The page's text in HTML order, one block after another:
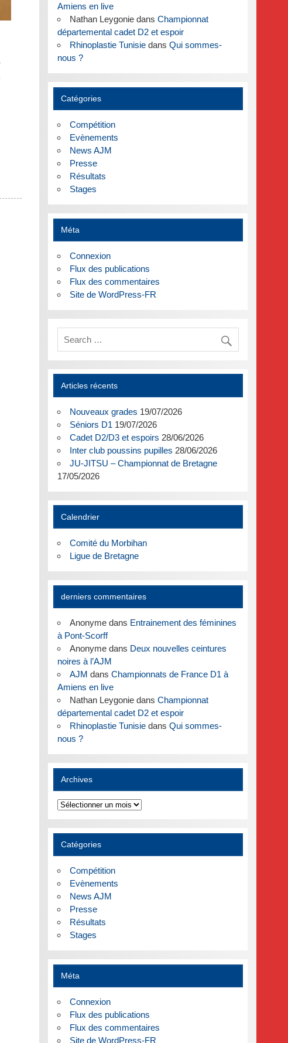
Amiens en live
Nathan Leygoniedans Championnat
départemental cadet D2 et espoir
Rhinoplastie Tunisiedans Qui sommes-
nous ?
Catégories
Compétition
Evènements
News AJM
Presse
Résultats
Stages
Méta
Connexion
Flux des publications
Flux des commentaires
Site de WordPress-FR
Articles récents
Nouveaux grades 19/07/2026
Séniors D1 19/07/2026
Cadet D2/D3 et espoirs 28/06/2026
Inter club poussins pupilles 28/06/2026
JU-JITSU – Championnat de Bretagne
17/05/2026
Calendrier
Comité du Morbihan
Ligue de Bretagne
derniers commentaires
Anonymedans Entrainement des féminines
à Pont-Scorff
Anonymedans Deux nouvelles ceintures
noires à l’AJM
AJM dans Championnats de France D1 à
Amiens en live
Nathan Leygoniedans Championnat
départemental cadet D2 et espoir
Rhinoplastie Tunisiedans Qui sommes-
nous ?
Archives
Archives
Catégories
Compétition
Evènements
News AJM
Presse
Résultats
Stages
Méta
Connexion
Flux des publications
Flux des commentaires
Site de WordPress-FR